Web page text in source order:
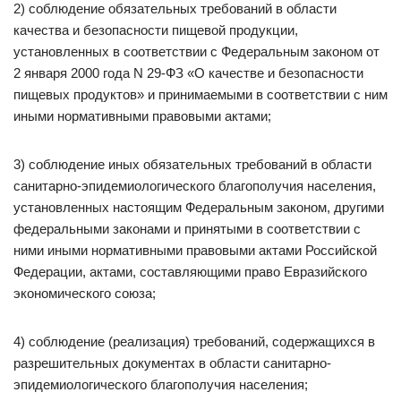
2) соблюдение обязательных требований в области
качества и безопасности пищевой продукции,
установленных в соответствии с Федеральным законом от
2 января 2000 года N 29-ФЗ «О качестве и безопасности
пищевых продуктов» и принимаемыми в соответствии с ним
иными нормативными правовыми актами;
3) соблюдение иных обязательных требований в области
санитарно-эпидемиологического благополучия населения,
установленных настоящим Федеральным законом, другими
федеральными законами и принятыми в соответствии с
ними иными нормативными правовыми актами Российской
Федерации, актами, составляющими право Евразийского
экономического союза;
4) соблюдение (реализация) требований, содержащихся в
разрешительных документах в области санитарно-
эпидемиологического благополучия населения;